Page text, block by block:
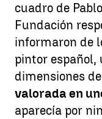
cuadro de
Fundación
informaron de
pintor español,
dimensiones
valorada en
aparecía por